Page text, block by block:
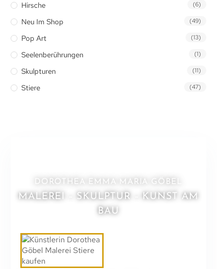
Hirsche (6)
Neu Im Shop (49)
Pop Art (13)
Seelenberührungen (1)
Skulpturen (11)
Stiere (47)
DOROTHEA EMMA MARIA GÖBEL
MALEREI – SKULPTUR – KUNST AM
BAU